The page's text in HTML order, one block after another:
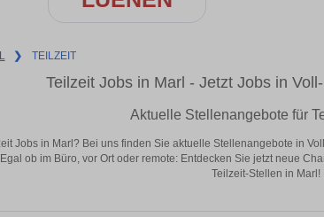
❯ TEILZEIT
Teilzeit Jobs in Marl - Jetzt Jobs in
Aktuelle Stellenangebote für
Jobs in Marl? Bei uns finden Sie aktuelle Stellenangebote in
ob im Büro, vor Ort oder remote: Entdecken Sie jetzt neue
Teilzeit-Stellen in Marl!